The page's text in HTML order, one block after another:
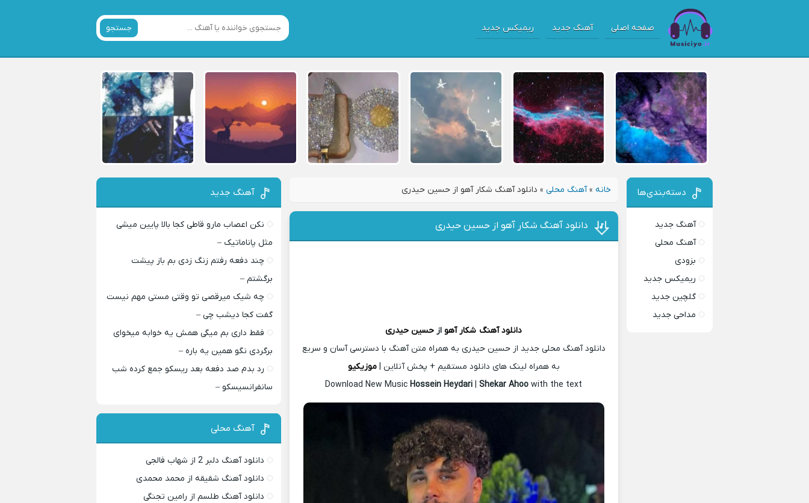
صفحه اصلی آهنگ جدید ریمیکس جدید جستجو
خانه »آهنگ محلی » دانلود آهنگ شکار آهو از حسین حیدری
دانلود آهنگ شکار آهو از حسین حیدری
دانلود آهنگ شکار آهو از حسین حیدری
دانلود آهنگ محلی جدید از حسین حیدری به همراه متن آهنگ با دسترسی آسان و سریع
به همراه لینک های دانلود مستقیم + پخش آنلاین |موزیکیو
Download New MusicHossein Heydari |Shekar Ahoowith the text
دسته‌بندی‌ها
آهنگ جدید
آهنگ محلی
بزودی
ریمیکس جدید
گلچین جدید
مداحی جدید
آهنگ جدید
نکن اعصاب مارو قاطی کجا بالا پایین میشی
مثل پاناماتیک –
چند دفعه رفتم زنگ زدی بم باز پیشت
برگشتم –
چه شیک میرقصی تو وقتی مستی مهم نیست
گفت کجا دیشب چی –
فقط داری بم میگی همش یه خوابه میخوای
برگردی نگو همین یه باره –
رد بدم صد دفعه بعد ریسکو جمع کرده شب
سانفرانسیسکو –
آهنگ محلی
دانلود آهنگ دلبر 2 از شهاب فالجی
دانلود آهنگ شقیقه از محمد محمدی
دانلود آهنگ طلسم از رامین تجنگی